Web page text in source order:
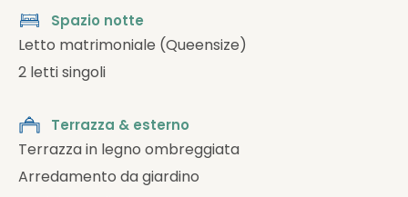
Spazio notte
Letto matrimoniale (Queensize)
2 letti singoli
Terrazza & esterno
Terrazza in legno ombreggiata
Arredamento da giardino